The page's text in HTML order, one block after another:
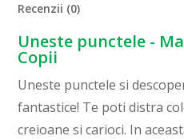
Recenzii (0)
Uneste punctele -
Copii
Uneste punctele si
fantastice! Te poti distra
creioane si carioci. In